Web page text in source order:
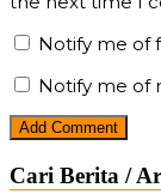
Notify me of
Notify me of
Cari Berita /